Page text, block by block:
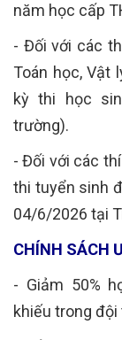
năm học cấp
- Đối với các
Toán học, Vật
kỳ thi học
trường).
- Đối với các
thi tuyển sinh
04/6/2026 tại
CHÍNH SÁCH
- Giảm 50%
khiếu trong